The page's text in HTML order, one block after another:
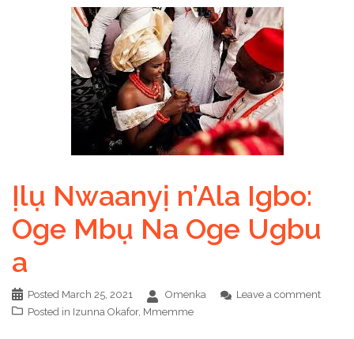
Ịlụ Nwaanyị n’Ala Igbo:
Oge Mbụ Na Oge Ugbu
a
Posted March 25, 2021 Omenka
Leave a comment
Posted in Izunna Okafor, Mmemme